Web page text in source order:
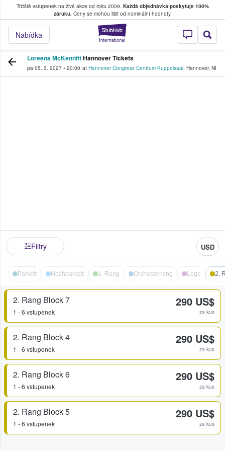
Tržiště vstupenek na živé akce od roku 2009. Každá objednávka poskytuje 100%
záruku.Ceny se mohou lišit od nominální hodnoty.
StubHub –
Nabídka
kde fanoušci kupují a prodávají vstupenky
Loreena McKennittHannover Tickets
pá 05. 3. 2027 • 20:00 at Hannover Congress Centrum Kuppelsaal, Hannover, NI
Filtry USD
Parkett Hochparkett 1. Rang Orchesterrang Loge 2.
2. Rang Block 7
1 - 6 vstupenek
290 US$
za kus
2. Rang Block 4
1 - 6 vstupenek
290 US$
za kus
2. Rang Block 6
1 - 6 vstupenek
290 US$
za kus
2. Rang Block 5
1 - 6 vstupenek
290 US$
za kus